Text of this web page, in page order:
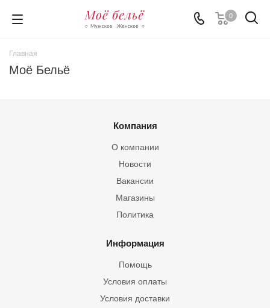
0
Главная
Моё Бельё
Компания
О компании
Новости
Вакансии
Магазины
Политика
Информация
Помощь
Условия оплаты
Условия доставки